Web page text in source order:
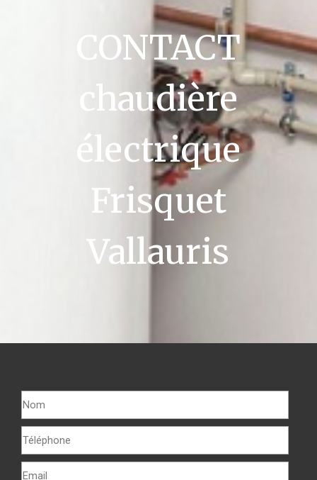
CONTACT
chaudière
électrique
Frisquet
Vallauris